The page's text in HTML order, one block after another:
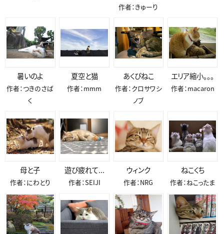
作者：きゅーり
暑いのよ
作者：つきのさば
く
夏空と猫
作者：mmm
あくびねこ
作者：クロサワシ
ノブ
エリア縮小。。。
作者：macaron
母と子
作者：にわとり
遊び疲れて...
作者：SEIJI
ウィンク
作者：NRG
ねこくち
作者：ねこったま